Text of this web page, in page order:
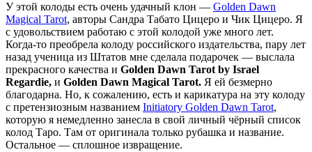
У этой колоды есть очень удачный клон — Golden Dawn
Magical Tarot, авторы Сандра Табато Цицеро и Чик Цицеро. Я
с удовольствием работаю с этой колодой уже много лет.
Когда-то преобрела колоду российского издательства, пару лет
назад ученица из Штатов мне сделала подарочек — выслала
прекрасного качества и Golden Dawn Tarot by Israel
Regardie, и Golden Dawn Magical Tarot. Я ей безмерно
благодарна. Но, к сожалению, есть и карикатура на эту колоду
с претензиозным названием Initiatory Golden Dawn Tarot,
которую я немедленно занесла в свой личный чёрный список
колод Таро. Там от оригинала только рубашка и название.
Остальное — сплошное извращение.